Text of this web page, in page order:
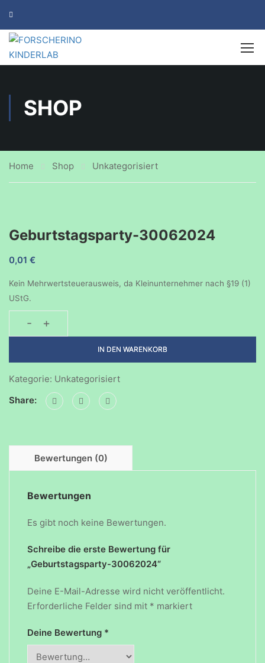
SHOP
Home Shop Unkategorisiert
Geburtstagsparty-30062024
0,01 €
Kein Mehrwertsteuerausweis, da Kleinunternehmer nach §19 (1)
UStG.
-
Geburtstagsparty-
+
IN DEN WARENKORB
Kategorie: Unkategorisiert
Share:
Bewertungen (0)
Bewertungen
Es gibt noch keine Bewertungen.
Schreibe die erste Bewertung für
„Geburtstagsparty-30062024“
Deine E-Mail-Adresse wird nicht veröffentlicht.
Erforderliche Felder sind mit * markiert
Deine Bewertung *